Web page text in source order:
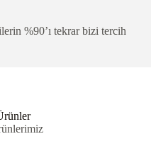
%90’ı tekrar bizi tercih